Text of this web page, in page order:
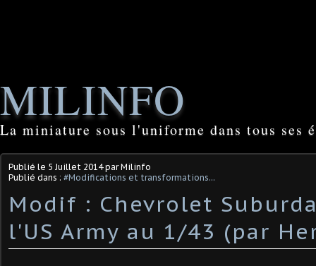
MILINFO
La miniature sous l'uniforme dans tous ses
Publié le 5 Juillet 2014par Milinfo
Publié dans : #Modifications et transformations...
Modif : Chevrolet
l'US Army au 1/43 (par